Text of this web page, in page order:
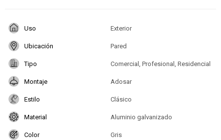
Uso Exterior
Ubicación Pared
Tipo Comercial, Profesional, Residencial
Montaje Adosar
Estilo Clásico
Material Aluminio galvanizado
Color Gris